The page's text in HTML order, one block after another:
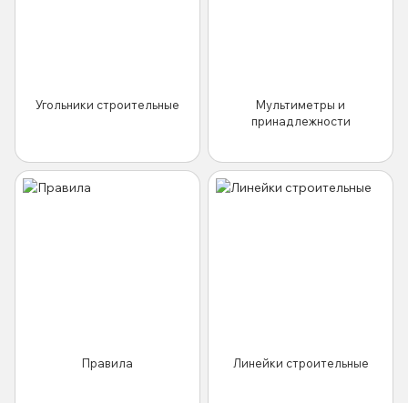
Угольники строительные
Мультиметры и
принадлежности
Правила Линейки строительные